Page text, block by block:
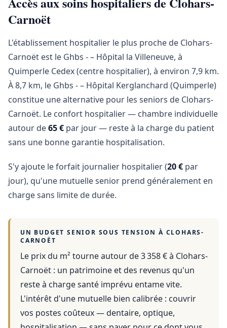
Carnoët
L'établissement hospitalier le plus proche de Clohars-
Carnoët est le Ghbs - – Hôpital la Villeneuve, à
Quimperle Cedex (centre hospitalier), à environ 7,9 km.
À 8,7 km, le Ghbs - – Hôpital Kerglanchard (Quimperle)
constitue une alternative pour les seniors de Clohars-
Carnoët. Le confort hospitalier — chambre individuelle
autour de65 € par jour — reste à la charge du patient
sans une bonne garantie hospitalisation.
S'y ajoute le forfait journalier hospitalier (20 € par
jour), qu'une mutuelle senior prend généralement en
charge sans limite de durée.
UN BUDGET SENIOR SOUS TENSION À CLOHARS-
CARNOËT
Le prix du m² tourne autour de 3 358 €à Clohars-
Carnoët : un patrimoine et des revenus qu'un
reste à charge santé imprévu entame vite.
L'intérêt d'une mutuelle bien calibrée : couvrir
vos postes coûteux — dentaire, optique,